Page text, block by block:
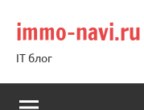
содержимому
immo-navi.ru
IT блог